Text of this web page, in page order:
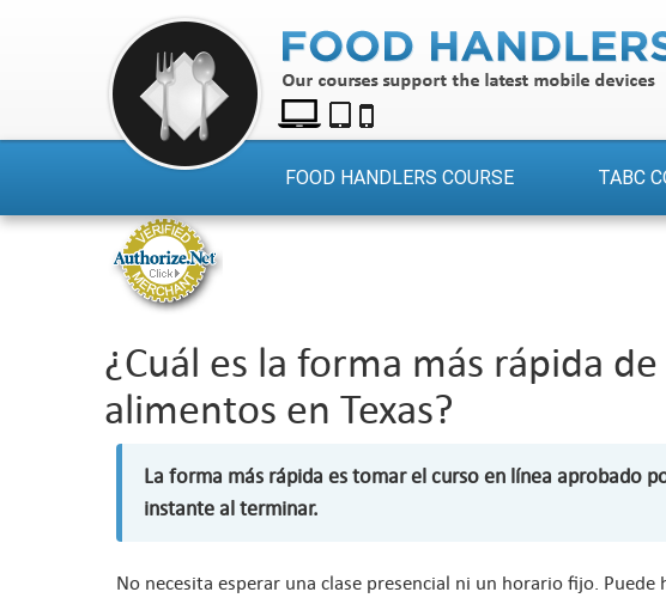
FOOD HANDLERS COURSE TABC
¿Cuál es la forma más rápida
alimentos en Texas?
La forma más rápida es tomar el curso en línea aprobado
instante al terminar.
No necesita esperar una clase presencial ni un horario fijo.